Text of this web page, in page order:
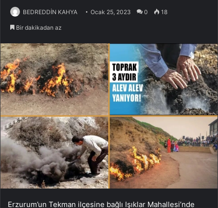
BEDREDDİN KAHYA Ocak 25, 2023 0 18
Bir dakikadan az
Erzurum’un Tekman ilçesine bağlı Işıklar Mahallesi’nde